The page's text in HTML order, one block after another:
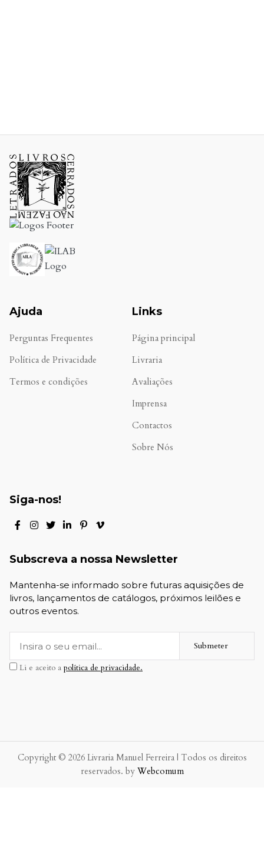
Ajuda
Perguntas Frequentes
Política de Privacidade
Termos e condições
Links
Página principal
Livraria
Avaliações
Imprensa
Contactos
Sobre Nós
Siga-nos!
Subscreva a nossa Newsletter
Mantenha-se informado sobre futuras aquisições de
livros, lançamentos de catálogos, próximos leilões e
outros eventos.
Submeter
Li e aceito a política de privacidade.
Copyright © 2026 Livraria Manuel Ferreira | Todos os direitos
reservados. by Webcomum